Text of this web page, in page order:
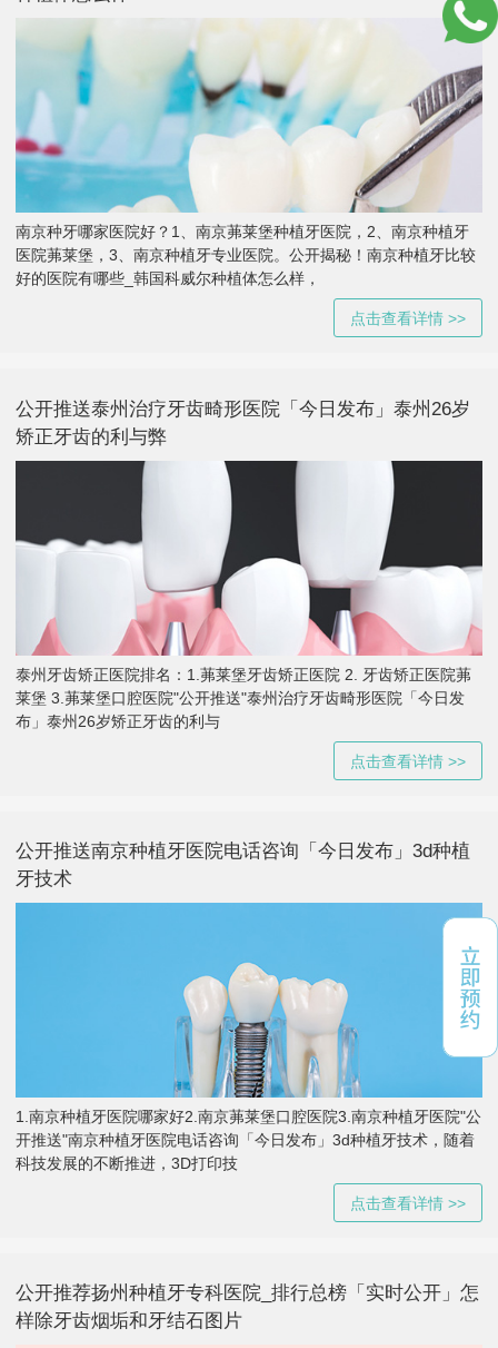
南京种牙哪家医院好？1、南京茀莱堡种植牙医院，2、南京种植牙
医院茀莱堡，3、南京种植牙专业医院。公开揭秘！南京种植牙比较
好的医院有哪些_韩国科威尔种植体怎么样，
点击查看详情 >>
公开推送泰州治疗牙齿畸形医院「今日发布」泰州26岁
矫正牙齿的利与弊
泰州牙齿矫正医院排名：1.茀莱堡牙齿矫正医院 2. 牙齿矫正医院茀
莱堡 3.茀莱堡口腔医院"公开推送"泰州治疗牙齿畸形医院「今日发
布」泰州26岁矫正牙齿的利与
点击查看详情 >>
公开推送南京种植牙医院电话咨询「今日发布」3d种植
牙技术
1.南京种植牙医院哪家好2.南京茀莱堡口腔医院3.南京种植牙医院"公
开推送"南京种植牙医院电话咨询「今日发布」3d种植牙技术，随着
科技发展的不断推进，3D打印技
点击查看详情 >>
公开推荐扬州种植牙专科医院_排行总榜「实时公开」怎
样除牙齿烟垢和牙结石图片